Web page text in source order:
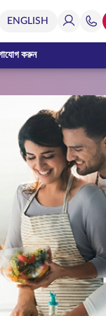
করুন